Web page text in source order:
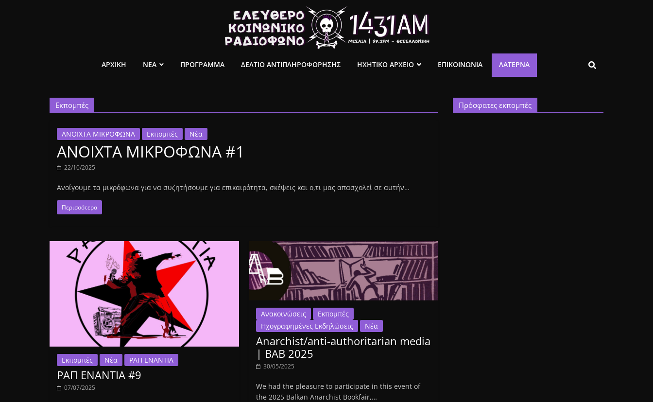
ελεύθερο
κοινωνικό
ραδιόφωνο
1431AM
ΑΡΧΙΚΗ ΝΕΑ ΠΡΟΓΡΑΜΜΑ ΔΕΛΤΙΟ ΑΝΤΙΠΛΗΡΟΦΟΡΗΣΗΣ ΗΧΗΤΙΚΟ ΑΡΧΕΙΟ ΕΠΙΚΟΙΝΩΝΙΑ ΛΑΤΈΡΝΑ
Εκπομπές
ΑΝΟΙΧΤΑ ΜΙΚΡΟΦΩΝΑ Εκπομπές Νέα
ΑΝΟΙΧΤΑ ΜΙΚΡΟΦΩΝΑ #1
22/10/2025
Ανοίγουμε τα μικρόφωνα για να συζητήσουμε για επικαιρότητα, σκέψεις και ο,τι μας απασχολεί σε αυτήν…
Περισσότερα
Εκπομπές Νέα ΡΑΠ ΕΝΑΝΤΙΑ
ΡΑΠ ΕΝΑΝΤΙΑ #9
07/07/2025
Ανακοινώσεις
Εκπομπές
Ηχογραφημένες Εκδηλώσεις
Νέα
Anarchist/anti-authoritarian media
| BAB 2025
30/05/2025
We had the pleasure to participate in this event of
the 2025 Balkan Anarchist Bookfair,…
Πρόσφατες εκπομπές